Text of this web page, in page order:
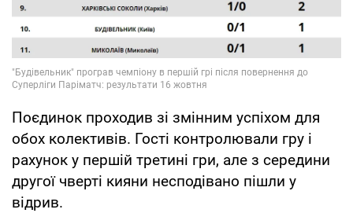
Поєдинок проходив зі змінним успіхом для
обох колективів. Гості контролювали гру і
рахунок у першій третині гри, але з середини
другої чверті кияни несподівано пішли у
відрив.